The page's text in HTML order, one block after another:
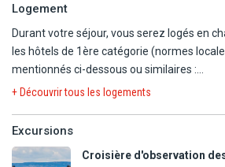
Logement
Durant votre séjour, vous serez logés en
les hôtels de 1ère catégorie (normes
mentionnés ci-dessous ou similaires :
VANCOUVER : La Quinta Inn Vancouver
SQUAMISH : Sea to Sky Hotel
+ Découvrir tous les logements
Excursions
Croisière d'observation